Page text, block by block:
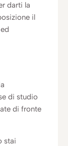
darti la
il
di studio
di fronte
stai